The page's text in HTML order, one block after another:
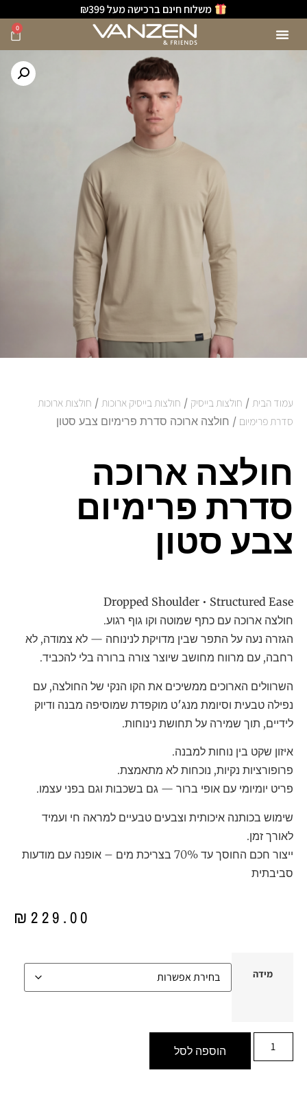
משלוח חינם ברכישה מעל ₪399
0
עמוד הבית / חולצות בייסיק / חולצות בייסיק ארוכות / חולצות ארוכות
סדרת פרימיום / חולצה ארוכה סדרת פרימיום צבע סטון
חולצה ארוכה
סדרת פרימיום
צבע סטון
Dropped Shoulder • Structured Ease
חולצה ארוכה עם כתף שמוטה וקו גוף רגוע.
הגזרה נעה על התפר שבין מדויקת לנינוחה — לא צמודה, לא
רחבה, עם מרווח מחושב שיוצר צורה ברורה בלי להכביד.
השרוולים הארוכים ממשיכים את הקו הנקי של החולצה, עם
נפילה טבעית וסיומת מנג׳ט מוקפדת שמוסיפה מבנה ודיוק
לידיים, תוך שמירה על תחושת נינוחות.
איזון שקט בין נוחות למבנה.
פרופורציות נקיות, נוכחות לא מתאמצת.
פריט יומיומי עם אופי ברור — גם בשכבות וגם בפני עצמו.
שימוש בכותנה איכותית וצבעים טבעיים למראה חי ועמיד
לאורך זמן.
ייצור חכם החוסך עד 70% בצריכת מים – אופנה עם מודעות
סביבתית
₪ 229.00
מידה
הוספה לסל